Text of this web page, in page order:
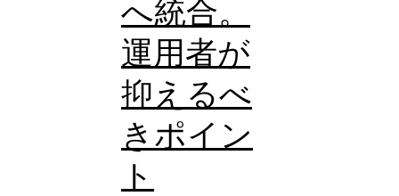
目
標
値
基
へ統合。
運用者が
抑えるべ
きポイン
ト